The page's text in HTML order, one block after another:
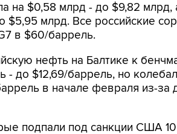
на $0,58 млрд - до $9,82 млрд,
$5,95 млрд. Все российские
в $60/баррель.
нефть на Балтике к
- до $12,69/баррель, но
в начале февраля из-за
подпали под санкции США